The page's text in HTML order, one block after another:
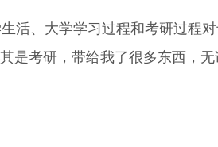
活、大学学习过程和考研过程
是考研，带给我了很多东西，